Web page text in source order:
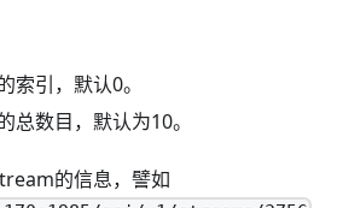
索引，默认0。
总数目，默认为10。
的信息，譬如